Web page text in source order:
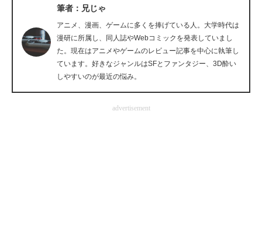
ITエンジニア向け専門サイト
企業向けIT製品の総合サイト
IT製品の技術・比較・事例
モノづくり技術者専門サイト
筆者：兄じゃ
アニメ、漫画、ゲームに多くを捧げている人。大学時代は
漫研に所属し、同人誌やWebコミックを発表していまし
た。現在はアニメやゲームのレビュー記事を中心に執筆し
ています。好きなジャンルはSFとファンタジー、3D酔い
しやすいのが最近の悩み。
advertisement